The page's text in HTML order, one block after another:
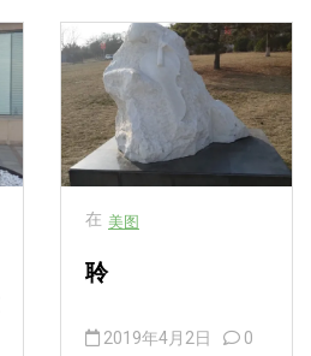
在 美图
聆
2019年4月2日 0